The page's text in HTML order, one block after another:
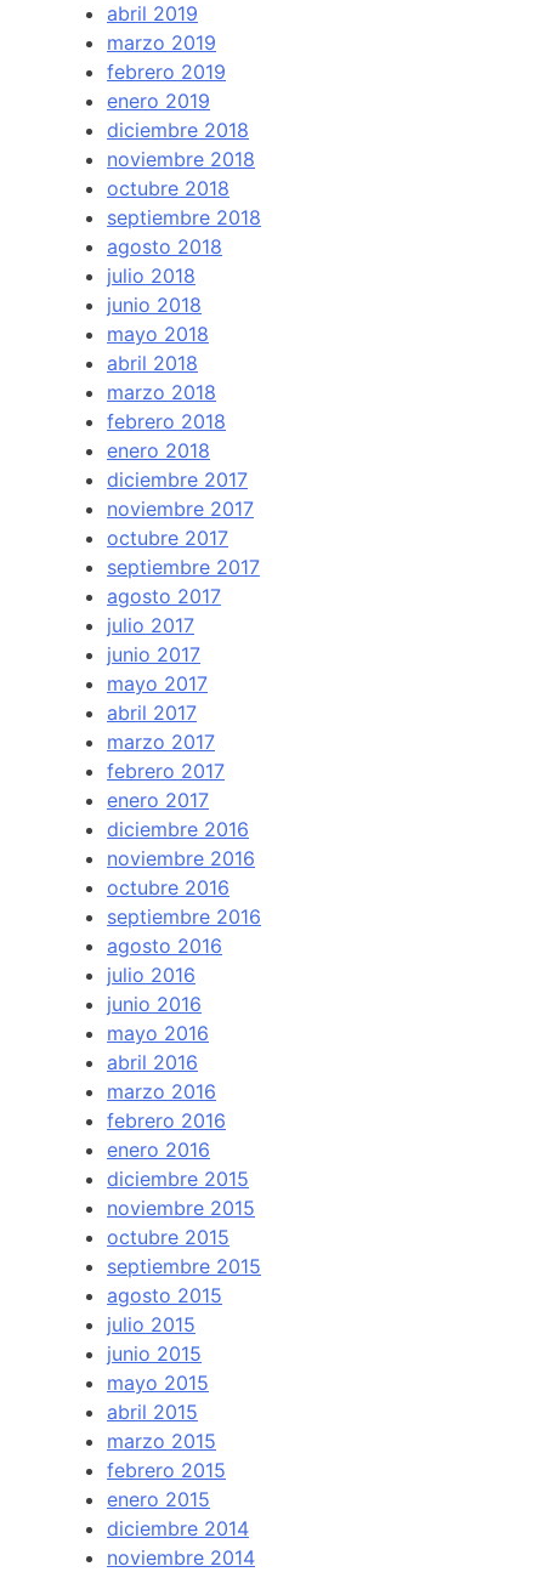
abril 2019
marzo 2019
febrero 2019
enero 2019
diciembre 2018
noviembre 2018
octubre 2018
septiembre 2018
agosto 2018
julio 2018
junio 2018
mayo 2018
abril 2018
marzo 2018
febrero 2018
enero 2018
diciembre 2017
noviembre 2017
octubre 2017
septiembre 2017
agosto 2017
julio 2017
junio 2017
mayo 2017
abril 2017
marzo 2017
febrero 2017
enero 2017
diciembre 2016
noviembre 2016
octubre 2016
septiembre 2016
agosto 2016
julio 2016
junio 2016
mayo 2016
abril 2016
marzo 2016
febrero 2016
enero 2016
diciembre 2015
noviembre 2015
octubre 2015
septiembre 2015
agosto 2015
julio 2015
junio 2015
mayo 2015
abril 2015
marzo 2015
febrero 2015
enero 2015
diciembre 2014
noviembre 2014